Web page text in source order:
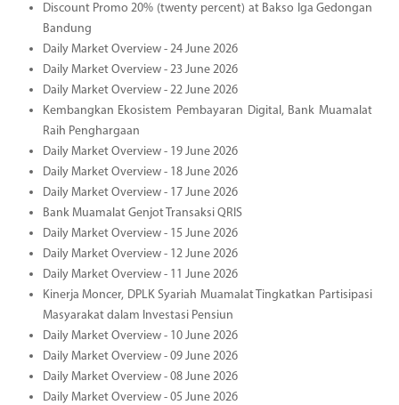
Discount Promo 20% (twenty percent) at Bakso Iga Gedongan
Bandung
Daily Market Overview - 24 June 2026
Daily Market Overview - 23 June 2026
Daily Market Overview - 22 June 2026
Kembangkan Ekosistem Pembayaran Digital, Bank Muamalat
Raih Penghargaan
Daily Market Overview - 19 June 2026
Daily Market Overview - 18 June 2026
Daily Market Overview - 17 June 2026
Bank Muamalat Genjot Transaksi QRIS
Daily Market Overview - 15 June 2026
Daily Market Overview - 12 June 2026
Daily Market Overview - 11 June 2026
Kinerja Moncer, DPLK Syariah Muamalat Tingkatkan Partisipasi
Masyarakat dalam Investasi Pensiun
Daily Market Overview - 10 June 2026
Daily Market Overview - 09 June 2026
Daily Market Overview - 08 June 2026
Daily Market Overview - 05 June 2026